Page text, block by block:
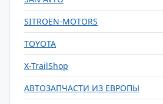
SITROEN-MOTORS
TOYOTA
X-TrailShop
АВТОЗАПЧАСТИ ИЗ ЕВРОПЫ